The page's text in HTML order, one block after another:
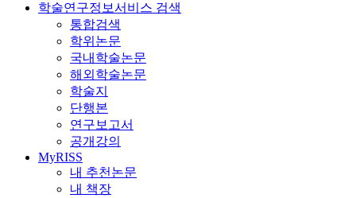
학술연구정보서비스 검색
통합검색
학위논문
국내학술논문
해외학술논문
학술지
단행본
연구보고서
공개강의
MyRISS
내 추천논문
내 책장